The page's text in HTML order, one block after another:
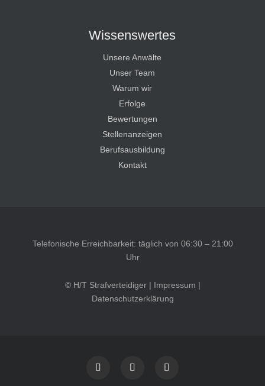
Wissenswertes
Unsere Anwälte
Unser Team
Warum wir
Erfolge
Bewertungen
Stellenanzeigen
Berufsausbildung
Kontakt
Telefonische Erreichbarkeit: täglich von 06:30 – 21:00
Uhr
© H/T Strafverteidiger | Impressum |
Datenschutzerklärung